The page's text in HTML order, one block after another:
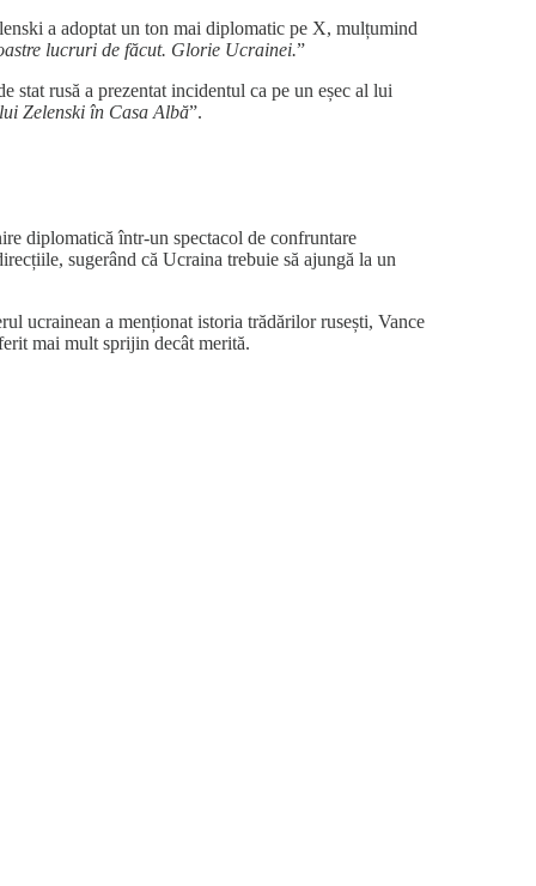
a adoptat un ton mai diplomatic pe X, mulțumind
lucruri de făcut. Glorie Ucrainei.”
rusă a prezentat incidentul ca pe un eșec al lui
Zelenski în Casa Albă”.
diplomatică într-un spectacol de confruntare
sugerând că Ucraina trebuie să ajungă la un
ucrainean a menționat istoria trădărilor rusești, Vance
mai mult sprijin decât merită.